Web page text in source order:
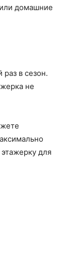
домашние
в сезон.
не
для